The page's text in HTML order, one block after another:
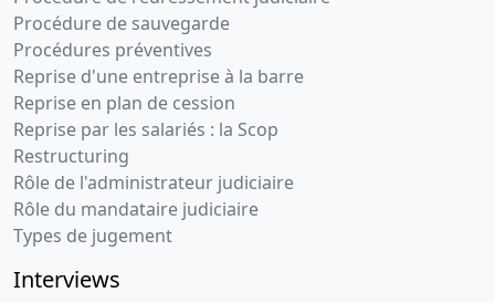
Procédure de sauvegarde
Procédures préventives
Reprise d'une entreprise à la barre
Reprise en plan de cession
Reprise par les salariés : la Scop
Restructuring
Rôle de l'administrateur judiciaire
Rôle du mandataire judiciaire
Types de jugement
Interviews